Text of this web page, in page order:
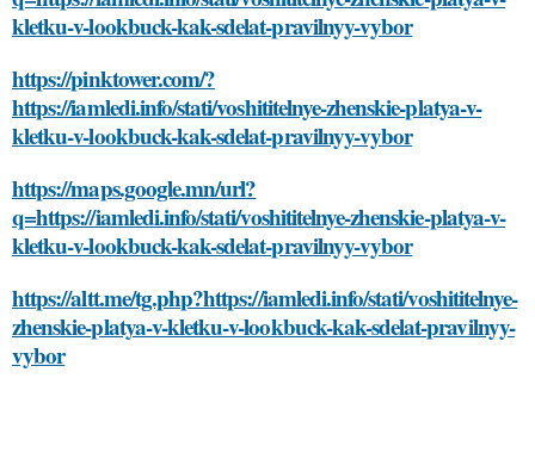
kletku-v-lookbuck-kak-sdelat-pravilnyy-vybor
https://pinktower.com/?
https://iamledi.info/stati/voshititelnye-zhenskie-platya-v-
kletku-v-lookbuck-kak-sdelat-pravilnyy-vybor
https://maps.google.mn/url?
q=https://iamledi.info/stati/voshititelnye-zhenskie-platya-v-
kletku-v-lookbuck-kak-sdelat-pravilnyy-vybor
https://altt.me/tg.php?https://iamledi.info/stati/voshititelnye-
zhenskie-platya-v-kletku-v-lookbuck-kak-sdelat-pravilnyy-
vybor